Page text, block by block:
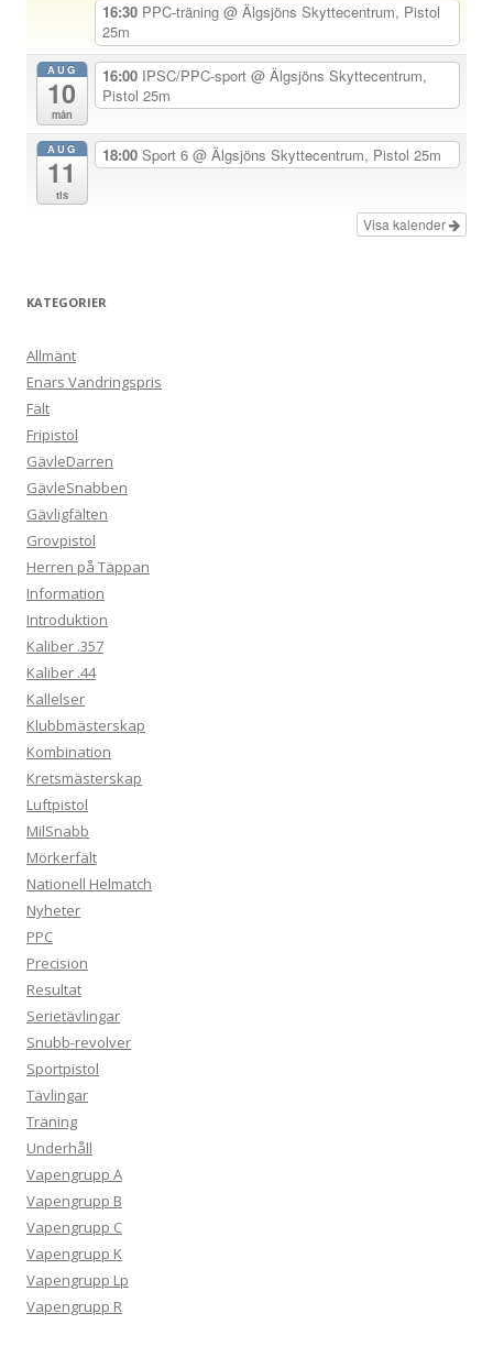
n
16:30 PPC-träning @ Älgsjöns Skyttecentrum, Pistol
25m
AUG
10
mån
16:00 IPSC/PPC-sport @ Älgsjöns Skyttecentrum,
Pistol 25m
AUG
11
tis
18:00 Sport 6 @ Älgsjöns Skyttecentrum, Pistol 25m
Visa kalender
KATEGORIER
Allmänt
Enars Vandringspris
Fält
Fripistol
GävleDarren
GävleSnabben
Gävligfälten
Grovpistol
Herren på Täppan
Information
Introduktion
Kaliber .357
Kaliber .44
Kallelser
Klubbmästerskap
Kombination
Kretsmästerskap
Luftpistol
MilSnabb
Mörkerfält
Nationell Helmatch
Nyheter
PPC
Precision
Resultat
Serietävlingar
Snubb-revolver
Sportpistol
Tävlingar
Träning
Underhåll
Vapengrupp A
Vapengrupp B
Vapengrupp C
Vapengrupp K
Vapengrupp Lp
Vapengrupp R